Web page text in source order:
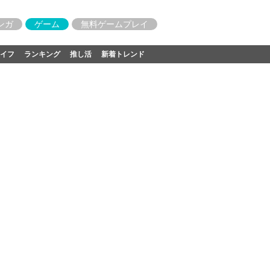
ガ ゲーム 無料ゲームプレイ
フ ランキング 推し活 新着トレンド